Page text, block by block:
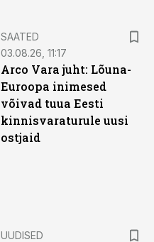
SAATED
03.08.26, 11:17
Arco Vara juht: Lõuna-
Euroopa inimesed
võivad tuua Eesti
kinnisvaraturule uusi
ostjaid
UUDISED